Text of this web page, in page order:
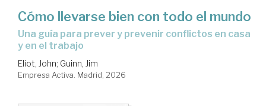
Cómo llevarse bien con todo el mundo
Una guía para prever y prevenir conflictos en casa
y en el trabajo
Eliot, John; Guinn, Jim
Empresa Activa. Madrid, 2026